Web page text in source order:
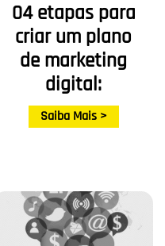
04 etapas para
criar um plano
de marketing
digital:
Saiba Mais >